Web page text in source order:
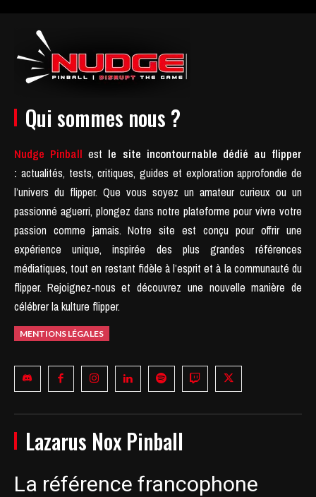
Qui sommes nous ?
Nudge Pinball est le site incontournable dédié au flipper
: actualités, tests, critiques, guides et exploration approfondie de
l’univers du flipper. Que vous soyez un amateur curieux ou un
passionné aguerri, plongez dans notre plateforme pour vivre votre
passion comme jamais. Notre site est conçu pour offrir une
expérience unique, inspirée des plus grandes références
médiatiques, tout en restant fidèle à l’esprit et à la communauté du
flipper. Rejoignez-nous et découvrez une nouvelle manière de
célébrer la kulture flipper.
MENTIONS LÉGALES
Lazarus Nox Pinball
La référence francophone